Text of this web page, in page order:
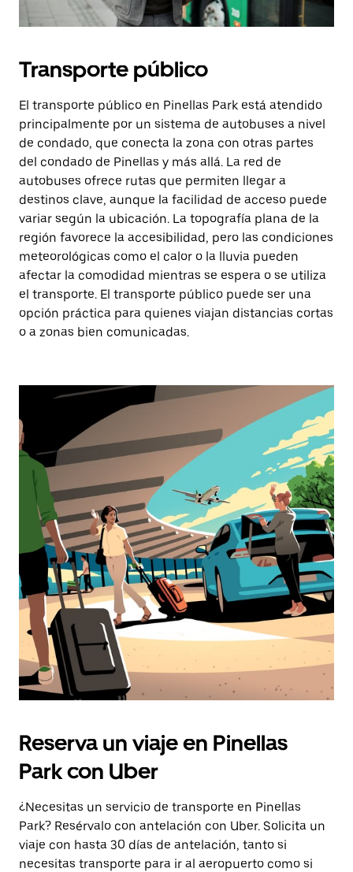
Transporte público
El transporte público en Pinellas Park está atendido
principalmente por un sistema de autobuses a nivel
de condado, que conecta la zona con otras partes
del condado de Pinellas y más allá. La red de
autobuses ofrece rutas que permiten llegar a
destinos clave, aunque la facilidad de acceso puede
variar según la ubicación. La topografía plana de la
región favorece la accesibilidad, pero las condiciones
meteorológicas como el calor o la lluvia pueden
afectar la comodidad mientras se espera o se utiliza
el transporte. El transporte público puede ser una
opción práctica para quienes viajan distancias cortas
o a zonas bien comunicadas.
Reserva un viaje en Pinellas
Park con Uber
¿Necesitas un servicio de transporte en Pinellas
Park? Resérvalo con antelación con Uber. Solicita un
viaje con hasta 30 días de antelación, tanto si
necesitas transporte para ir al aeropuerto como si